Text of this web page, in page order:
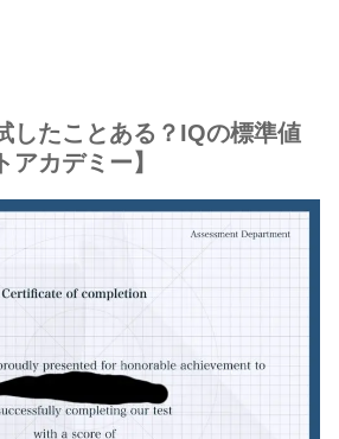
したことある？IQの標準値
カデミー】